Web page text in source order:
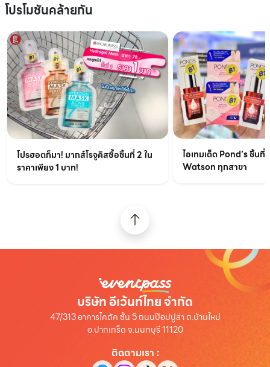
โปรโมชันคล้ายกัน
โปรฮอตก็มา! มากส์โรจูคิสซื้อชิ้นที่ 2 ใน
ราคาเพียง 1 บาท!
ไอเทมเด็ด Pond’s ชิ้นที่
Watson ทุกสาขา
บริษัท อีเว้นท์ไทย จำกัด
47/313 อาคารไคตัค ชั้น 5 ถนนป๊อปปูล่า ต.บ้านใหม่
อ.ปากเกร็ด จ.นนทบุรี 11120
ติดตามเรา :